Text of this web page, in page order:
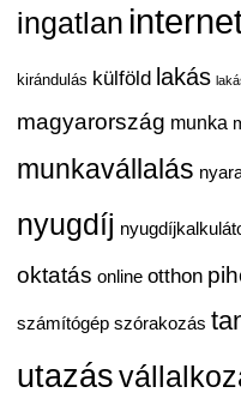
ingatlan
kirándulás külföld lakás
magyarország munka
munkavállalás
nyugdíj
oktatás online otthon
számítógép szórakozás
utazás